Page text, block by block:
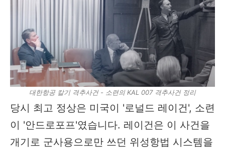
대한항공 칼기 격추사건 - 소련의 KAL 007 격추사건 정리
당시 최고 정상은 미국이 '로널드 레이건', 소련
이 '안드로포프'였습니다. 레이건은 이 사건을
개기로 군사용으로만 쓰던 위성항법 시스템을